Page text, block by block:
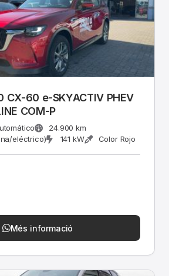
CX-60 e-SKYACTIV PHEV
COM-P
24.900 km
eléctrico)
141 kW Color Rojo
Més informació